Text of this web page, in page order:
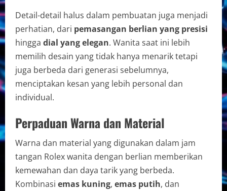
Detail-detail halus dalam pembuatan juga menjadi
perhatian, dari pemasangan berlian yang presisi
hingga dial yang elegan. Wanita saat ini lebih
memilih desain yang tidak hanya menarik tetapi
juga berbeda dari generasi sebelumnya,
menciptakan kesan yang lebih personal dan
individual.
Perpaduan Warna dan Material
Warna dan material yang digunakan dalam jam
tangan Rolex wanita dengan berlian memberikan
kemewahan dan daya tarik yang berbeda.
Kombinasi emas kuning, emas putih, dan